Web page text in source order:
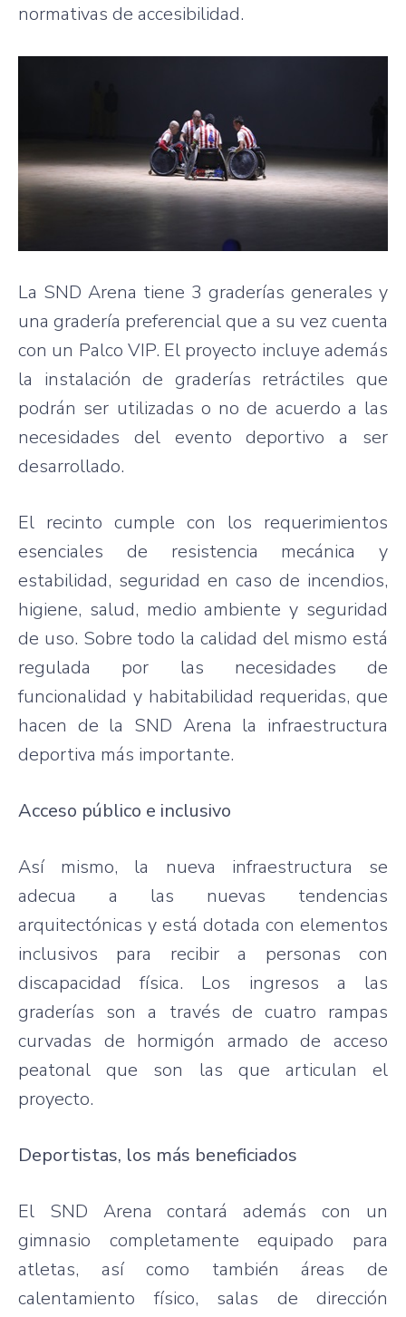
normativas de accesibilidad.
La SND Arena tiene 3 graderías generales y
una gradería preferencial que a su vez cuenta
con un Palco VIP. El proyecto incluye además
la instalación de graderías retráctiles que
podrán ser utilizadas o no de acuerdo a las
necesidades del evento deportivo a ser
desarrollado.
El recinto cumple con los requerimientos
esenciales de resistencia mecánica y
estabilidad, seguridad en caso de incendios,
higiene, salud, medio ambiente y seguridad
de uso. Sobre todo la calidad del mismo está
regulada por las necesidades de
funcionalidad y habitabilidad requeridas, que
hacen de la SND Arena la infraestructura
deportiva más importante.
Acceso público e inclusivo
Así mismo, la nueva infraestructura se
adecua a las nuevas tendencias
arquitectónicas y está dotada con elementos
inclusivos para recibir a personas con
discapacidad física. Los ingresos a las
graderías son a través de cuatro rampas
curvadas de hormigón armado de acceso
peatonal que son las que articulan el
proyecto.
Deportistas, los más beneficiados
El SND Arena contará además con un
gimnasio completamente equipado para
atletas, así como también áreas de
calentamiento físico, salas de dirección